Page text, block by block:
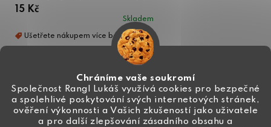
Chráníme vaše soukromí
Společnost Rangl Lukáš využívá cookies pro bezpečné
a spolehlivé poskytování svých internetových stránek,
ověření výkonnosti a Vašich zkušeností jako uživatele
a pro další zlepšování zásadního obsahu a
15 Kč
Skladem